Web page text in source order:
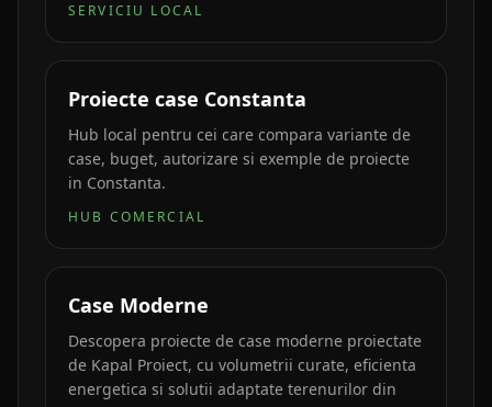
SERVICIU LOCAL
Proiecte case Constanta
Hub local pentru cei care compara variante de
case, buget, autorizare si exemple de proiecte
in Constanta.
HUB COMERCIAL
Case Moderne
Descopera proiecte de case moderne proiectate
de Kapal Proiect, cu volumetrii curate, eficienta
energetica si solutii adaptate terenurilor din